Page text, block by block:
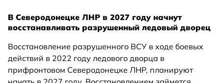
В Северодонецке ЛНР в 2027 году начнут
восстанавливать разрушенный ледовый дворец
Восстановление разрушенного ВСУ в ходе боевых
действий в 2022 году ледового дворца в
прифронтовом Северодонецке ЛНР, планируют